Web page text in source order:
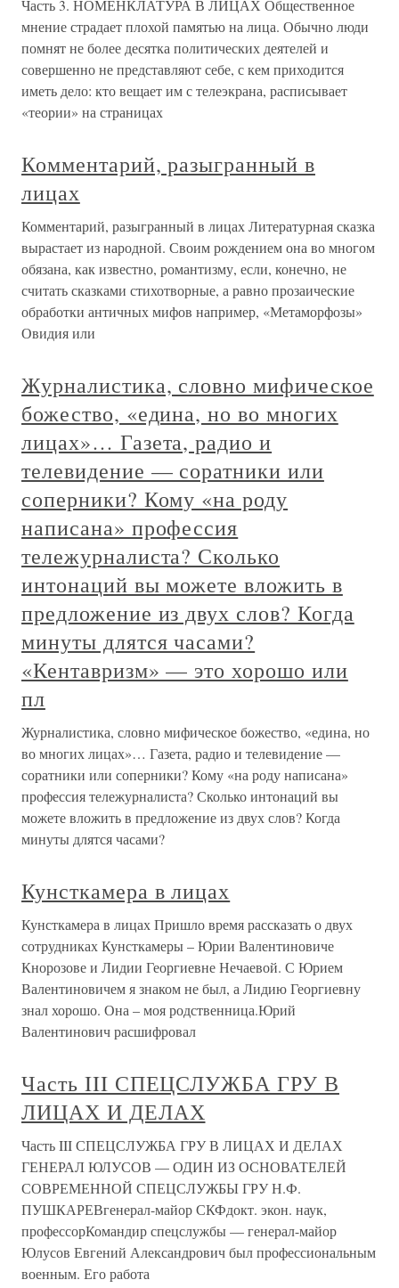
Часть 3. НОМЕНКЛАТУРА В ЛИЦАХ Общественное
мнение страдает плохой памятью на лица. Обычно люди
помнят не более десятка политических деятелей и
совершенно не представляют себе, с кем приходится
иметь дело: кто вещает им с телеэкрана, расписывает
«теории» на страницах
Комментарий, разыгранный в
лицах
Комментарий, разыгранный в лицах Литературная сказка
вырастает из народной. Своим рождением она во многом
обязана, как известно, романтизму, если, конечно, не
считать сказками стихотворные, а равно прозаические
обработки античных мифов например, «Метаморфозы»
Овидия или
Журналистика, словно мифическое
божество, «едина, но во многих
лицах»… Газета, радио и
телевидение — соратники или
соперники? Кому «на роду
написана» профессия
тележурналиста? Сколько
интонаций вы можете вложить в
предложение из двух слов? Когда
минуты длятся часами?
«Кентавризм» — это хорошо или
пл
Журналистика, словно мифическое божество, «едина, но
во многих лицах»… Газета, радио и телевидение —
соратники или соперники? Кому «на роду написана»
профессия тележурналиста? Сколько интонаций вы
можете вложить в предложение из двух слов? Когда
минуты длятся часами?
Кунсткамера в лицах
Кунсткамера в лицах Пришло время рассказать о двух
сотрудниках Кунсткамеры – Юрии Валентиновиче
Кнорозове и Лидии Георгиевне Нечаевой. С Юрием
Валентиновичем я знаком не был, а Лидию Георгиевну
знал хорошо. Она – моя родственница.Юрий
Валентинович расшифровал
Часть III СПЕЦСЛУЖБА ГРУ В
ЛИЦАХ И ДЕЛАХ
Часть III СПЕЦСЛУЖБА ГРУ В ЛИЦАХ И ДЕЛАХ
ГЕНЕРАЛ ЮЛУСОВ — ОДИН ИЗ ОСНОВАТЕЛЕЙ
СОВРЕМЕННОЙ СПЕЦСЛУЖБЫ ГРУ Н.Ф.
ПУШКАРЕВгенерал-майор СКФдокт. экон. наук,
профессорКомандир спецслужбы — генерал-майор
Юлусов Евгений Александрович был профессиональным
военным. Его работа